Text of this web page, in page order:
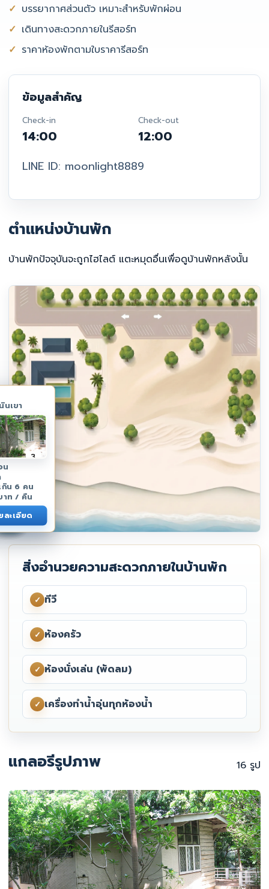
บรรยากาศส่วนตัว เหมาะสำหรับพักผ่อน
เดินทางสะดวกภายในรีสอร์ท
ราคาห้องพักตามใบราคารีสอร์ท
ข้อมูลสำคัญ
Check-in
14:00
Check-out
12:00
LINE ID: moonlight8889
แกลอรีรูปภาพ 16 รูป
ตำแหน่งบ้านพัก
บ้านพักปัจจุบันจะถูกไฮไลต์ แตะหมุดอื่นเพื่อดูบ้านพักหลังนั้น
#17
นเขา
น
กิน 6 คน
ท / คืน
ละเอียด
#8A
#8B
#8C
#9
#10
#11
#12
#14
#15
#16
#18
#19
สิ่งอำนวยความสะดวกภายในบ้านพัก
✓ ทีวี
✓ ห้องครัว
✓ ห้องนั่งเล่น (พัดลม)
✓ เครื่องทำน้ำอุ่นทุกห้องน้ำ